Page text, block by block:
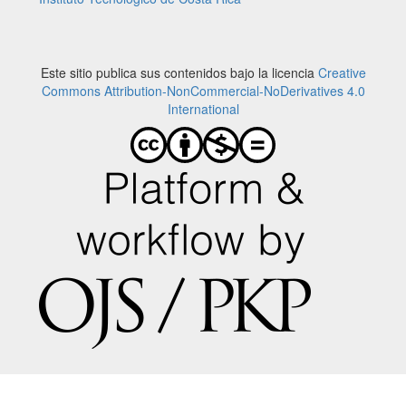
Este sitio publica sus contenidos bajo la licencia Creative
Commons Attribution-NonCommercial-NoDerivatives 4.0
International